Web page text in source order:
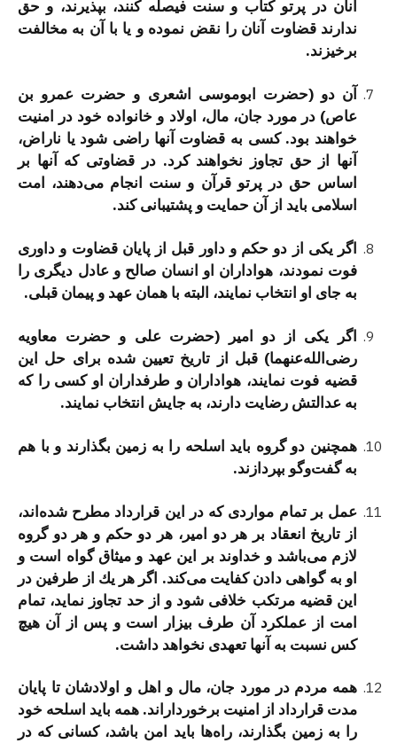
آنان در پرتو كتاب و سنت فیصله ‌كنند، بپذیرند، و حق
ندارند قضاوت آنان را نقض نموده و یا با آن به مخالفت
برخیزند.
آن دو (حضرت ابوموسی اشعری و حضرت عمرو بن
عاص) در مورد جان، مال، اولاد و خانواده خود در امنیت
خواهند بود. كسی به قضاوت آنها راضی شود یا ناراض،
آنها از حق تجاوز نخواهند كرد. در قضاوتی كه آنها بر
اساس حق در پرتو قرآن و سنت انجام می‌دهند، امت
اسلامی باید از آن حمایت و پشتیبانی كند.
اگر یكی از دو حكم و داور قبل از پایان قضاوت و داوری
فوت نمودند، هواداران او انسان صالح و عادل دیگری را
به جای او انتخاب نمایند، البته با همان عهد و پیمان قبلی.
اگر یكی از دو امیر (حضرت علی و حضرت معاویه
رضی‌الله‌عنهما) قبل از تاریخ تعیین شده برای حل این
قضیه فوت نمایند، هواداران و طرفداران او كسی را كه
به عدالتش رضایت دارند، به جایش انتخاب نمایند.
همچنین دو گروه باید اسلحه را به زمین بگذارند و با هم
به گفت‌وگو بپردازند.
عمل بر تمام مواردی كه در این قرارداد مطرح شده‌اند،
از تاریخ انعقاد بر هر دو امیر، هر دو حكم و هر دو گروه
لازم می‌باشد و خداوند بر این عهد و میثاق گواه است و
او به گواهی دادن كفایت می‌كند. اگر هر یك از طرفین در
این قضیه مرتكب خلافی شود و از حد تجاوز نماید، تمام
امت از عملكرد آن طرف بیزار است و پس از آن هیچ
كس نسبت به آنها تعهدی نخواهد داشت.
همه مردم در مورد جان، مال و اهل و اولادشان تا پایان
مدت قرارداد از امنیت برخورداراند. همه باید اسلحه خود
را به زمین بگذارند، راه‌ها باید امن باشد، كسانی كه در